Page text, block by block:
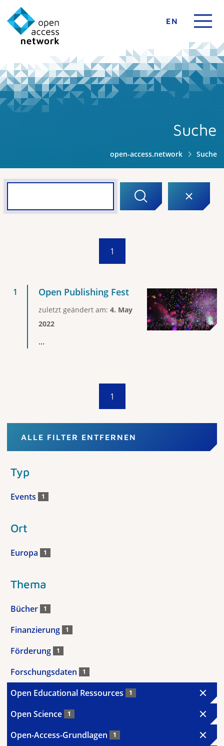
EN
Suche
open-access.network Suche
1
Open Publishing Fest
zuletzt geändert am: 4. May
2022
...
1
ALLE FILTER ENTFERNEN
Typ
Events 1
Ort
Europa 1
Thema
Bücher 1
Finanzierung 1
Förderung 1
Forschungsdaten 1
Open Educational Ressources 1
Open Science 1
Open-Access-Grundlagen 1